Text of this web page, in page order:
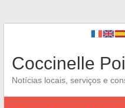
Coccinelle
Notícias locais, serviços e